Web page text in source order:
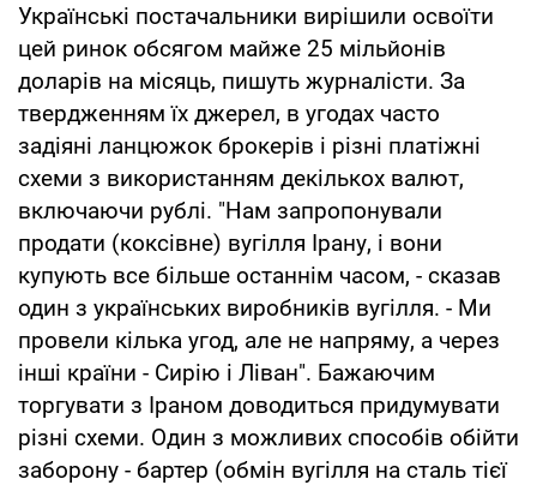
Українські постачальники вирішили освоїти
цей ринок обсягом майже 25 мільйонів
доларів на місяць, пишуть журналісти. За
твердженням їх джерел, в угодах часто
задіяні ланцюжок брокерів і різні платіжні
схеми з використанням декількох валют,
включаючи рублі. "Нам запропонували
продати (коксівне) вугілля Ірану, і вони
купують все більше останнім часом, - сказав
один з українських виробників вугілля. - Ми
провели кілька угод, але не напряму, а через
інші країни - Сирію і Ліван". Бажаючим
торгувати з Іраном доводиться придумувати
різні схеми. Один з можливих способів обійти
заборону - бартер (обмін вугілля на сталь тієї